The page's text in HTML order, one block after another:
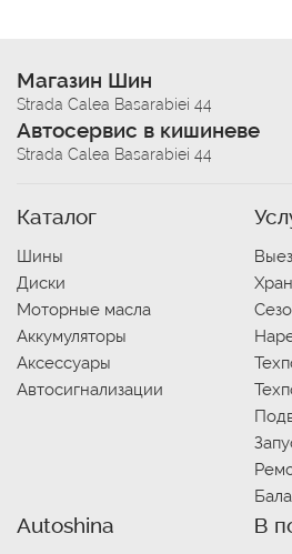
Магазин Шин
Strada Calea Basarabiei 44
Автосервис в кишиневе
Strada Calea Basarabiei 44
Каталог
Шины
Диски
Моторные масла
Аккумуляторы
Аксессуары
Автосигнализации
Autoshina В